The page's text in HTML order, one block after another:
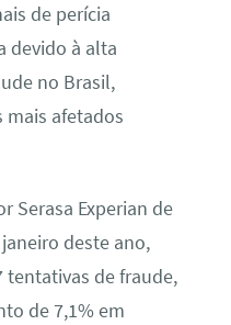
de perícia
devido à alta
no Brasil,
mais afetados
Serasa Experian de
deste ano,
tentativas de fraude,
de 7,1% em